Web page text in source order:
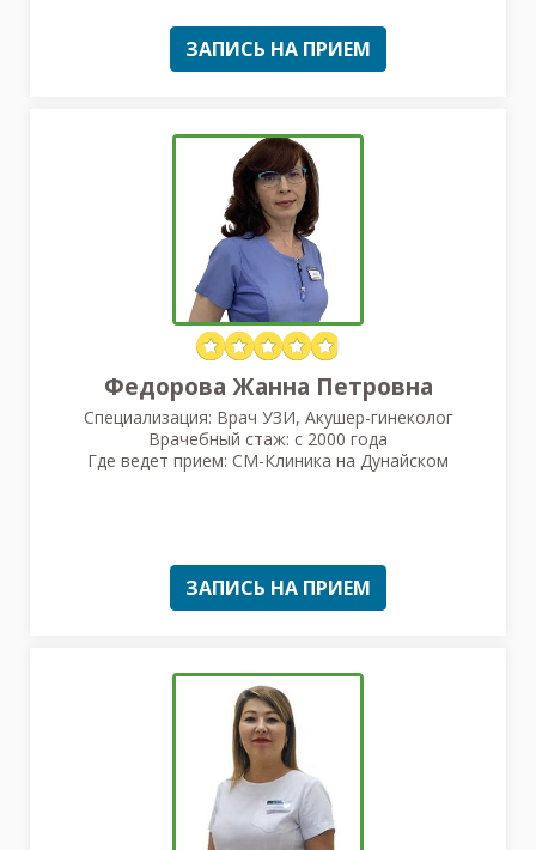
ЗАПИСЬ НА ПРИЕМ
Федорова Жанна Петровна
Специализация: Врач УЗИ, Акушер-гинеколог
Врачебный стаж: с 2000 года
Где ведет прием: СМ-Клиника на Дунайском
ЗАПИСЬ НА ПРИЕМ